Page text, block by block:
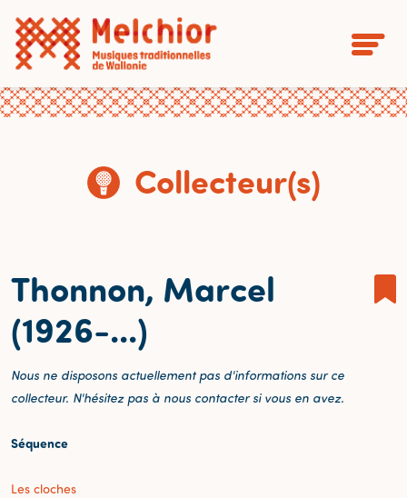
Collecteur(s)
Thonnon, Marcel
(1926-...)
Nous ne disposons actuellement pas d'informations sur ce
collecteur. N'hésitez pas à nous contacter si vous en avez.
Séquence
Les cloches